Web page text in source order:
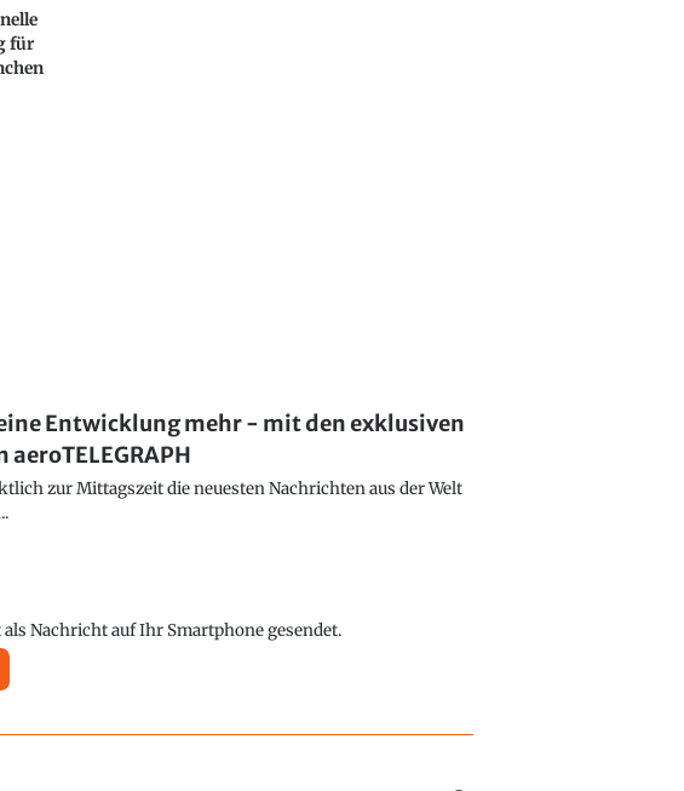
für
Entwicklung mehr - mit den exklusiven
zur Mittagszeit die neuesten Nachrichten aus der Welt
Nachricht auf Ihr Smartphone gesendet.